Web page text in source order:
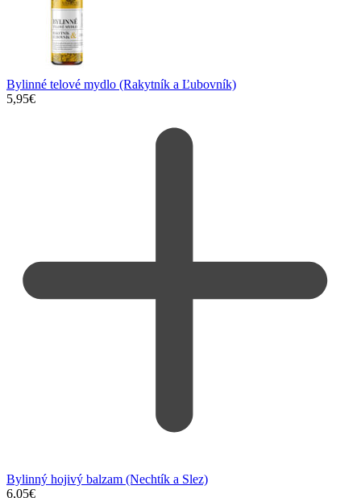
Bylinné telové mydlo (Rakytník a Ľubovník)
5,95€
Bylinný hojivý balzam (Nechtík a Slez)
6,05€